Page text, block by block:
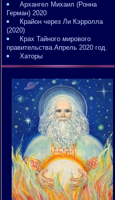
Архангел Михаил (Ронна
Герман) 2020
Крайон через Ли Кэрролла
(2020)
Крах Тайного мирового
правительства.Апрель 2020 год.
Хаторы